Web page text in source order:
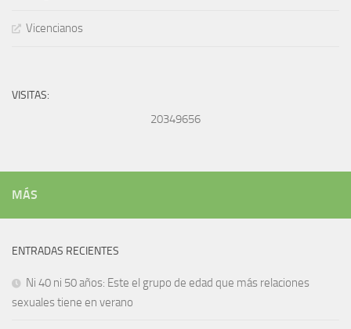
Vicencianos
VISITAS:
20349656
MÁS
ENTRADAS RECIENTES
Ni 40 ni 50 años: Este el grupo de edad que más relaciones
sexuales tiene en verano